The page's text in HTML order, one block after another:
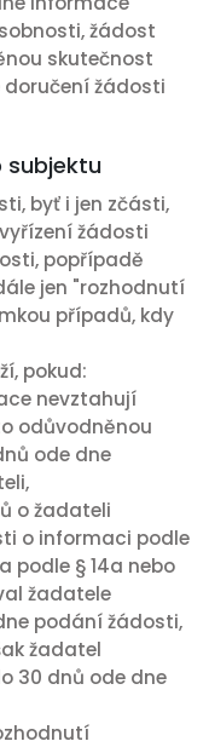
žádost
skutečnost
žádosti
subjektu
byť i jen zčásti,
žádosti
popřípadě
jen "rozhodnutí
případů, kdy
pokud:
nevztahují
odůvodněnou
ode dne
o žadateli
o informaci podle
podle § 14a nebo
žadatele
podání žádosti,
žadatel
30 dnů ode dne